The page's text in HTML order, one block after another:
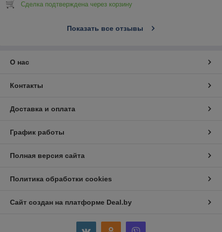
Сделка подтверждена через корзину
Показать все отзывы
О нас
Контакты
Доставка и оплата
График работы
Полная версия сайта
Политика обработки cookies
Сайт создан на платформе Deal.by